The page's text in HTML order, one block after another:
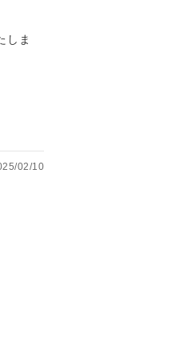
しま
02/10